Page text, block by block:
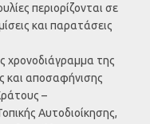
περιορίζονται σε
και παρατάσεις
χρονοδιάγραμμα της
και αποσαφήνισης
–
Αυτοδιοίκησης,